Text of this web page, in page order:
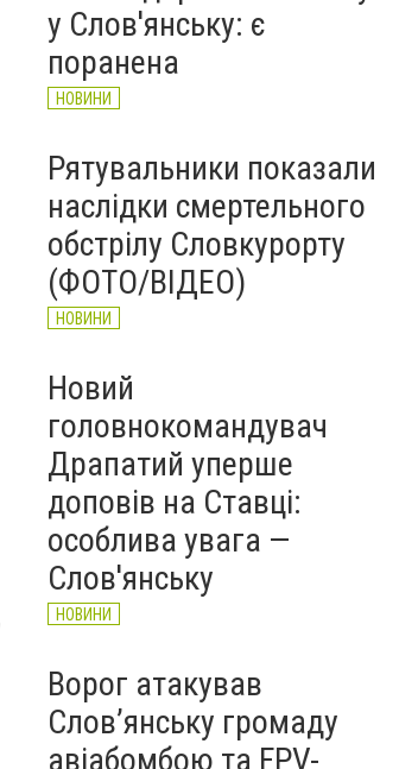
у Слов'янську: є
поранена
НОВИНИ
Рятувальники показали
наслідки смертельного
обстрілу Словкурорту
(ФОТО/ВІДЕО)
НОВИНИ
Новий
головнокомандувач
Драпатий уперше
доповів на Ставці:
особлива увага —
Слов'янську
НОВИНИ
Ворог атакував
Слов’янську громаду
авіабомбою та FPV-